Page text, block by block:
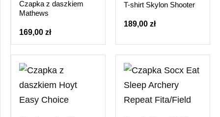
Czapka z daszkiem
Mathews
169,00 zł
T-shirt Skylon Shooter
189,00 zł